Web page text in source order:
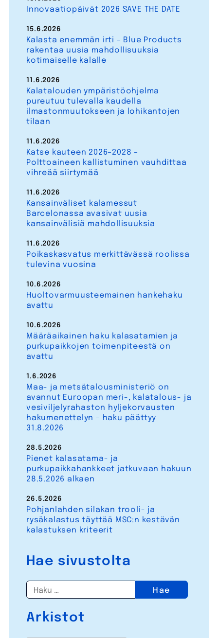
Innovaatiopäivät 2026 SAVE THE DATE
Kalasta enemmän irti – Blue Products
rakentaa uusia mahdollisuuksia
kotimaiselle kalalle
15.6.2026
Kalatalouden ympäristöohjelma
pureutuu tulevalla kaudella
ilmastonmuutokseen ja lohikantojen
tilaan
11.6.2026
Katse kauteen 2026–2028 –
Polttoaineen kallistuminen vauhdittaa
vihreää siirtymää
11.6.2026
Kansainväliset kalamessut
Barcelonassa avasivat uusia
kansainvälisiä mahdollisuuksia
11.6.2026
Poikaskasvatus merkittävässä roolissa
tulevina vuosina
11.6.2026
Huoltovarmuusteemainen hankehaku
avattu
10.6.2026
Määräaikainen haku kalasatamien ja
purkupaikkojen toimenpiteestä on
avattu
10.6.2026
Maa- ja metsätalousministeriö on
avannut Euroopan meri-, kalatalous- ja
vesiviljelyrahaston hyljekorvausten
hakumenettelyn – haku päättyy
31.8.2026
1.6.2026
Pienet kalasatama- ja
purkupaikkahankkeet jatkuvaan hakuun
28.5.2026 alkaen
28.5.2026
Pohjanlahden silakan trooli- ja
rysäkalastus täyttää MSC:n kestävän
kalastuksen kriteerit
26.5.2026
Hae sivustolta
Haku:
Arkistot